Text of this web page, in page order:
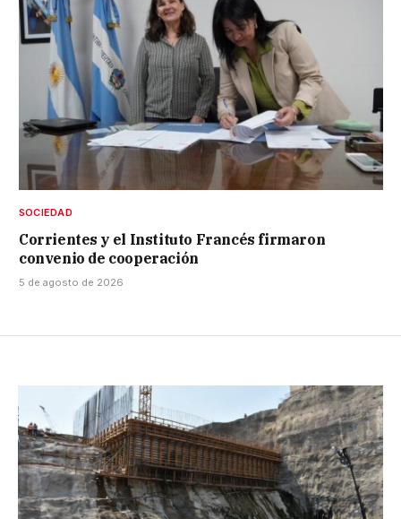
SOCIEDAD
Corrientes y el Instituto Francés firmaron
convenio de cooperación
5 de agosto de 2026